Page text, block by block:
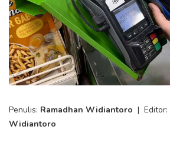
Penulis: Ramadhan Widiantoro | Editor:
Widiantoro